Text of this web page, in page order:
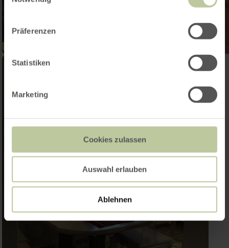
Präferenzen
Statistiken
Marketing
Cookies zulassen
Auswahl erlauben
Ablehnen